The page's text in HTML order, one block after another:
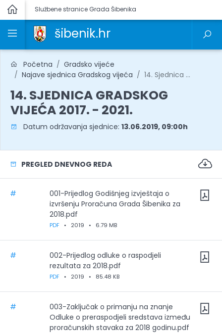
Službene stranice Grada Šibenika
šibenik.hr
Početna
Gradsko vijeće
Najave sjednica Gradskog vijeća
14. Sjednica ...
14. SJEDNICA GRADSKOG
VIJEĆA 2017. - 2021.
Datum održavanja sjednice: 13.06.2019, 09:00h
PREGLED DNEVNOG REDA
#
001-Prijedlog Godišnjeg izvještaja o
izvršenju Proračuna Grada Šibenika za
2018.pdf
PDF • 2019 • 6.79 MB
#
002-Prijedlog odluke o raspodjeli
rezultata za 2018.pdf
PDF • 2019 • 85.48 KB
#
003-Zaključak o primanju na znanje
Odluke o preraspodjeli sredstava između
proračunskih stavaka za 2018 godinu.pdf